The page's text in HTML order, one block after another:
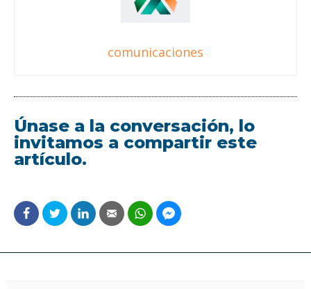
comunicaciones
Únase a la conversación, lo
invitamos a compartir este
artículo.